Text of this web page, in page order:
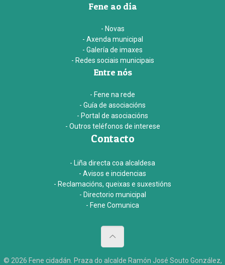
Fene ao día
- Novas
- Axenda municipal
- Galería de imaxes
- Redes sociais municipais
Entre nós
- Fene na rede
- Guía de asociacións
- Portal de asociacións
- Outros teléfonos de interese
Contacto
- Liña directa coa alcaldesa
- Avisos e incidencias
- Reclamacións, queixas e suxestións
- Directorio municipal
- Fene Comunica
© 2026 Fene cidadán. Praza do alcalde Ramón José Souto González,